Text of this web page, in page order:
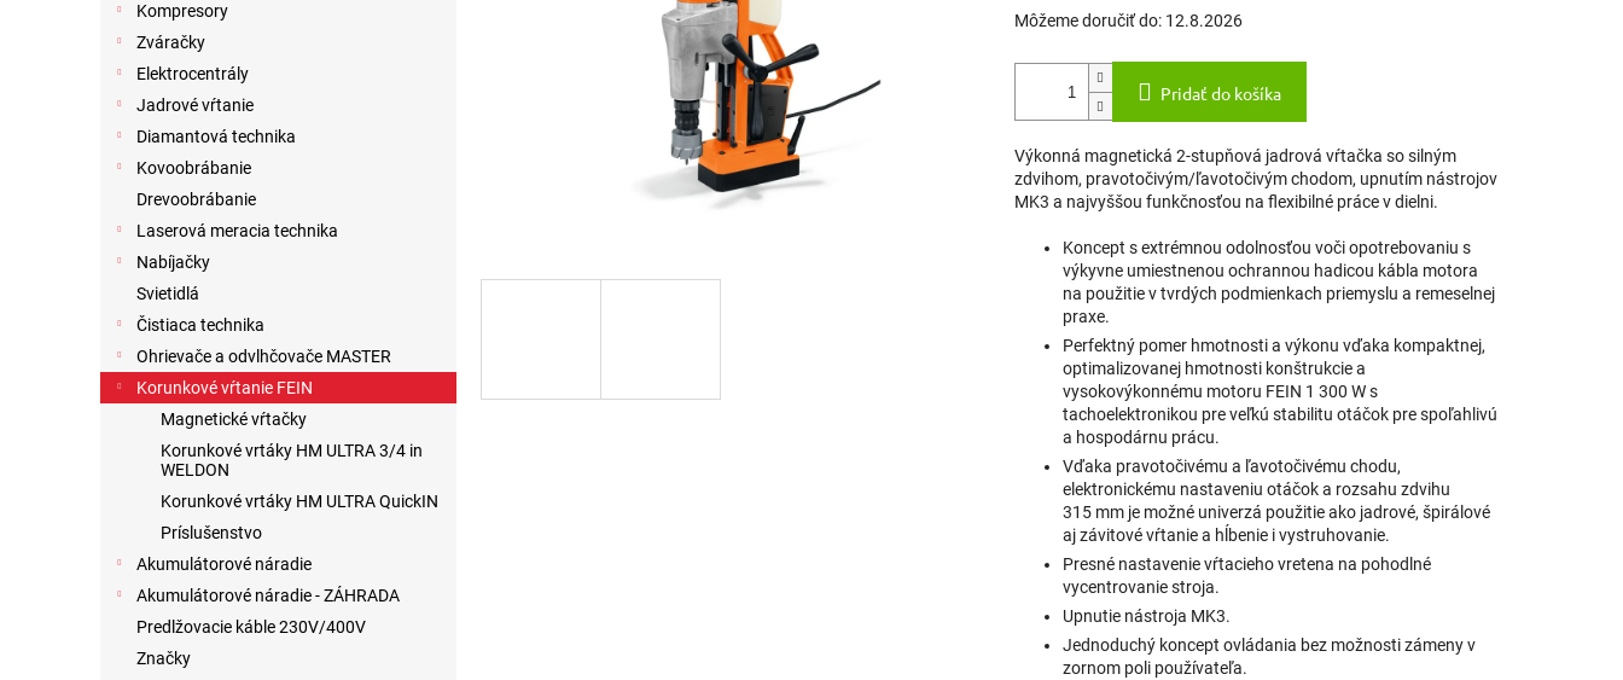
Kompresory
Zváračky
Elektrocentrály
Jadrové vŕtanie
Diamantová technika
Kovoobrábanie
Drevoobrábanie
Laserová meracia technika
Nabíjačky
Svietidlá
Čistiaca technika
Ohrievače a odvlhčovače MASTER
Korunkové vŕtanie FEIN
Magnetické vŕtačky
Korunkové vrtáky HM ULTRA 3/4 in
WELDON
Korunkové vrtáky HM ULTRA QuickIN
Príslušenstvo
Akumulátorové náradie
Akumulátorové náradie - ZÁHRADA
Predlžovacie káble 230V/400V
Značky
Môžeme doručiť do: 12.8.2026
Pridať do košíka
Výkonná magnetická 2-stupňová jadrová vŕtačka so silným
zdvihom, pravotočivým/ľavotočivým chodom, upnutím nástrojov
MK3 a najvyššou funkčnosťou na flexibilné práce v dielni.
Koncept s extrémnou odolnosťou voči opotrebovaniu s
výkyvne umiestnenou ochrannou hadicou kábla motora
na použitie v tvrdých podmienkach priemyslu a remeselnej
praxe.
Perfektný pomer hmotnosti a výkonu vďaka kompaktnej,
optimalizovanej hmotnosti konštrukcie a
vysokovýkonnému motoru FEIN 1 300 W s
tachoelektronikou pre veľkú stabilitu otáčok pre spoľahlivú
a hospodárnu prácu.
Vďaka pravotočivému a ľavotočivému chodu,
elektronickému nastaveniu otáčok a rozsahu zdvihu
315 mm je možné univerzá použitie ako jadrové, špirálové
aj závitové vŕtanie a hĺbenie i vystruhovanie.
Presné nastavenie vŕtacieho vretena na pohodlné
vycentrovanie stroja.
Upnutie nástroja MK3.
Jednoduchý koncept ovládania bez možnosti zámeny v
zornom poli používateľa.